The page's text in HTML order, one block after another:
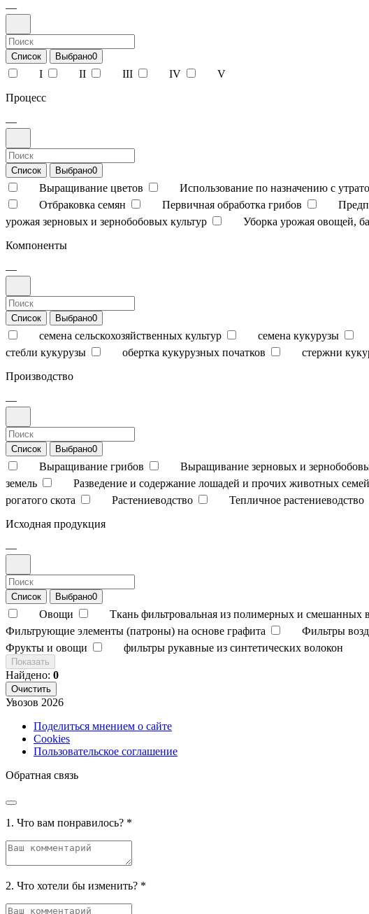
—
Список Выбрано0
I II III IV
V
Процесс
—
Список Выбрано0
Выращивание цветов Использование по назначению с
Отбраковка семян
Первичная обработка грибов
урожая зерновых и зернобобовых культур
Уборка урожая овощей,
Компоненты
—
Список Выбрано0
семена сельскохозяйственных культур семена кукурузы
стебли кукурузы
обертка кукурузных початков
стержни
Производство
—
Список Выбрано0
Выращивание грибов Выращивание зерновых и
земель
Разведение и содержание лошадей и прочих животных
рогатого скота
Растениеводство Тепличное растениеводство
Исходная продукция
—
Список Выбрано0
Овощи Ткань фильтровальная из полимерных и смешанных
Фильтрующие элементы (патроны) на основе графита
Фильтры
Фрукты и овощи
фильтры рукавные из синтетических волокон
Показать
Найдено: 0
Очистить
Увозов 2026
Поделиться мнением о сайте
Cookies
Пользовательское соглашение
Обратная связь
1. Что вам понравилось? *
2. Что хотели бы изменить? *